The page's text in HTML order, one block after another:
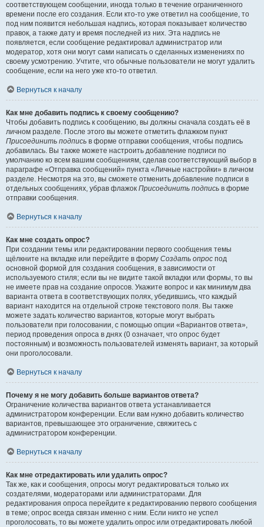
соответствующем сообщении, иногда только в течение ограниченного
времени после его создания. Если кто-то уже ответил на сообщение, то
под ним появится небольшая надпись, которая показывает количество
правок, а также дату и время последней из них. Эта надпись не
появляется, если сообщение редактировал администратор или
модератор, хотя они могут сами написать о сделанных изменениях по
своему усмотрению. Учтите, что обычные пользователи не могут удалить
сообщение, если на него уже кто-то ответил.
Вернуться к началу
Как мне добавить подпись к своему сообщению?
Чтобы добавить подпись к сообщению, вы должны сначала создать её в
личном разделе. После этого вы можете отметить флажком пункт
Присоединить подпись в форме отправки сообщения, чтобы подпись
добавилась. Вы также можете настроить добавление подписи по
умолчанию ко всем вашим сообщениям, сделав соответствующий выбор в
параграфе «Отправка сообщений» пункта «Личные настройки» в личном
разделе. Несмотря на это, вы сможете отменить добавление подписи в
отдельных сообщениях, убрав флажок Присоединить подпись в форме
отправки сообщения.
Вернуться к началу
Как мне создать опрос?
При создании темы или редактировании первого сообщения темы
щёлкните на вкладке или перейдите в форму Создать опрос под
основной формой для создания сообщения, в зависимости от
используемого стиля; если вы не видите такой вкладки или формы, то вы
не имеете прав на создание опросов. Укажите вопрос и как минимум два
варианта ответа в соответствующих полях, убедившись, что каждый
вариант находится на отдельной строке текстового поля. Вы также
можете задать количество вариантов, которые могут выбрать
пользователи при голосовании, с помощью опции «Вариантов ответа»,
период проведения опроса в днях (0 означает, что опрос будет
постоянным) и возможность пользователей изменять вариант, за который
они проголосовали.
Вернуться к началу
Почему я не могу добавить больше вариантов ответа?
Ограничение количества вариантов ответа устанавливается
администратором конференции. Если вам нужно добавить количество
вариантов, превышающее это ограничение, свяжитесь с
администратором конференции.
Вернуться к началу
Как мне отредактировать или удалить опрос?
Так же, как и сообщения, опросы могут редактироваться только их
создателями, модераторами или администраторами. Для
редактирования опроса перейдите к редактированию первого сообщения
в теме; опрос всегда связан именно с ним. Если никто не успел
проголосовать, то вы можете удалить опрос или отредактировать любой